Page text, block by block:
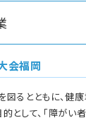
会福岡
るとともに、健
として、「障がい